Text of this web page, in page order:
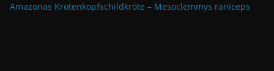
Amazonas Krötenkopfschildkröte – Mesoclemmys raniceps